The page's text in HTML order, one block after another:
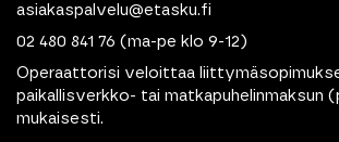
asiakaspalvelu@etasku.fi
02 480 841 76 (ma-pe klo 9-12)
Operaattorisi veloittaa
paikallisverkko- tai matkapuhelinmaksun
mukaisesti.